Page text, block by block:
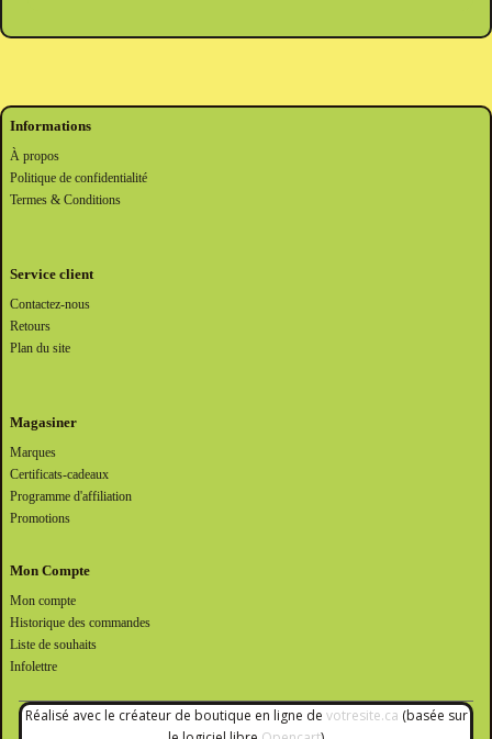
Informations
À propos
Politique de confidentialité
Termes & Conditions
Service client
Contactez-nous
Retours
Plan du site
Magasiner
Marques
Certificats-cadeaux
Programme d'affiliation
Promotions
Mon Compte
Mon compte
Historique des commandes
Liste de souhaits
Infolettre
Réalisé avec le créateur de boutique en ligne de votresite.ca (basée sur